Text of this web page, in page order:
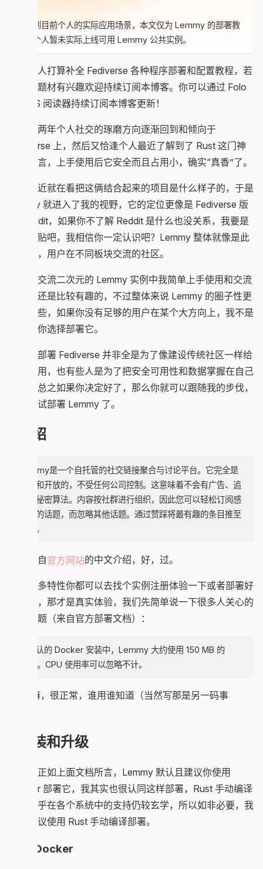
考虑到目前个人的实际应用场景，本文仅为 Lemmy 的部署教
程，个人暂未实际上线可用 Lemmy 公共实例。
最近个人打算补全 Fediverse 各种程序部署和配置教程，若
对此类题材有兴趣欢迎持续订阅本博客。你可以通过 Folo
等 RSS 阅读器持续订阅本博客更新！
最近这两年个人社交的琢磨方向逐渐回到和倾向于
Fediverse 上，然后又恰逢个人最近了解到了 Rust 这门神
奇的语言，上手使用后它安全而且占用小，确实“真香”了。
然后最近就在看把这俩结合起来的项目是什么样子的，于是
Lemmy 就进入了我的视野，它的定位更像是 Fediverse 版
的 Reddit，如果你不了解 Reddit 是什么也没关系，我要是
说百度贴吧，我相信你一定认识吧？Lemmy 整体就像是此
类社区，用户在不同板块交流的社区。
在某个交流二次元的 Lemmy 实例中我简单上手使用和交流
后感觉还是比较有趣的，不过整体来说 Lemmy 的圈子性更
为偏一些，如果你没有足够的用户在某个大方向上，我不是
很建议你选择部署它。
当然自部署 Fediverse 并非全是为了像建设传统社区一样给
一堆人用，也有些人是为了把安全可用性和数据掌握在自己
手中，总之如果你决定好了，那么你就可以跟随我的步伐，
开始尝试部署 Lemmy 了。
介绍
Lemmy是一个自托管的社交链接聚合与讨论平台。它完全是
自由和开放的，不受任何公司控制。这意味着不会有广告、追
踪或秘密算法。内容按社群进行组织，因此您可以轻松订阅感
兴趣的话题，而忽略其他话题。通过赞踩将最有趣的条目推至
顶部。
这是来自官方网站的中文介绍，好，过。
总之很多特性你都可以去找个实例注册体验一下或者部署好
自己用，那才是真实体验，我们先简单说一下很多人关心的
性能问题（来自官方部署文档）：
在默认的 Docker 安装中，Lemmy 大约使用 150 MB 的
RAM。CPU 使用率可以忽略不计。
Rust 嘛，很正常，谁用谁知道（当然写那是另一码事
安装和升级
没错，正如上面文档所言，Lemmy 默认且建议你使用
Docker 部署它，我其实也很认同这样部署，Rust 手动编译
目前似乎在各个系统中的支持仍较玄学，所以如非必要，我
也不建议使用 Rust 手动编译部署。
安装 Docker